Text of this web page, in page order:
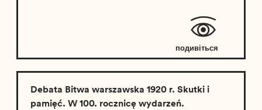
подивіться
відео
Debata Bitwa warszawska 1920 r. Skutki i
pamięć. W 100. rocznicę wydarzeń.